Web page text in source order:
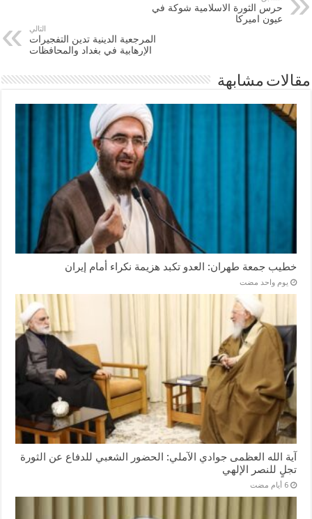
حرس الثورة الاسلامية شوكة في
عيون اميركا
التالي
المرجعية الدينية تدين التفجيرات
الإرهابية في بغداد والمحافظات
مقالات مشابهة
خطيب جمعة طهران: العدو تكبد هزيمة نكراء أمام إيران
‏يوم واحد مضت
آية الله العظمى جوادي الآملي: الحضور الشعبي للدفاع عن الثورة
تجلٍ للنصر الإلهي
‏6 أيام مضت